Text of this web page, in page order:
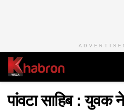
पांवटा साहिब : युवक